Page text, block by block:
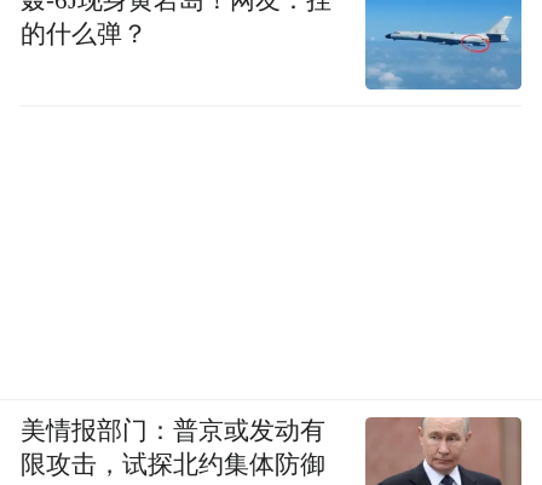
的什么弹？
美情报部门：普京或发动有
限攻击，试探北约集体防御